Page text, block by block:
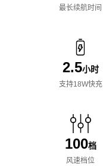
最长续航时间
2.5小时
支持18W快充
100档
风速档位